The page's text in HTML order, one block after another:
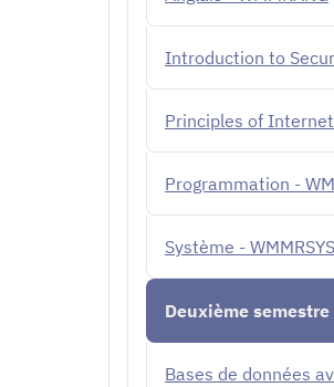
Introduction to
Principles of Internet
Programmation -
Système - WMMRSYS
Deuxième semestre
Bases de données